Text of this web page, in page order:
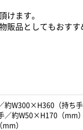
けます。
販品としてもおすす
約W300×H360（持ち
／約W50×H170（mm
mm）